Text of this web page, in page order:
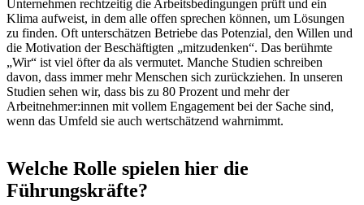
Unternehmen rechtzeitig die Arbeitsbedingungen prüft und ein
Klima aufweist, in dem alle offen sprechen können, um Lösungen
zu finden. Oft unterschätzen Betriebe das Potenzial, den Willen und
die Motivation der Beschäftigten „mitzudenken“. Das berühmte
„Wir“ ist viel öfter da als vermutet. Manche Studien schreiben
davon, dass immer mehr Menschen sich zurückziehen. In unseren
Studien sehen wir, dass bis zu 80 Prozent und mehr der
Arbeitnehmer:innen mit vollem Engagement bei der Sache sind,
wenn das Umfeld sie auch wertschätzend wahrnimmt.
Welche Rolle spielen hier die
Führungskräfte?